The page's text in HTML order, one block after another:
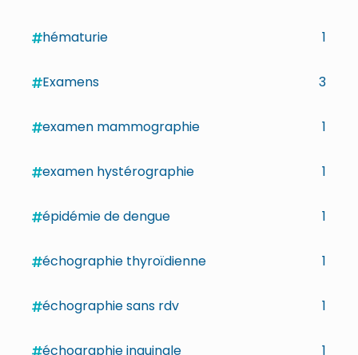
hématurie 1
Examens 3
examen mammographie 1
examen hystérographie 1
épidémie de dengue 1
échographie thyroïdienne 1
échographie sans rdv 1
échographie inguinale 1